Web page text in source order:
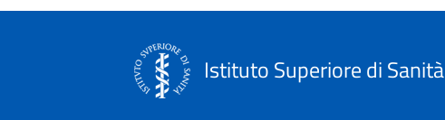
Istituto Superiore di Sanità